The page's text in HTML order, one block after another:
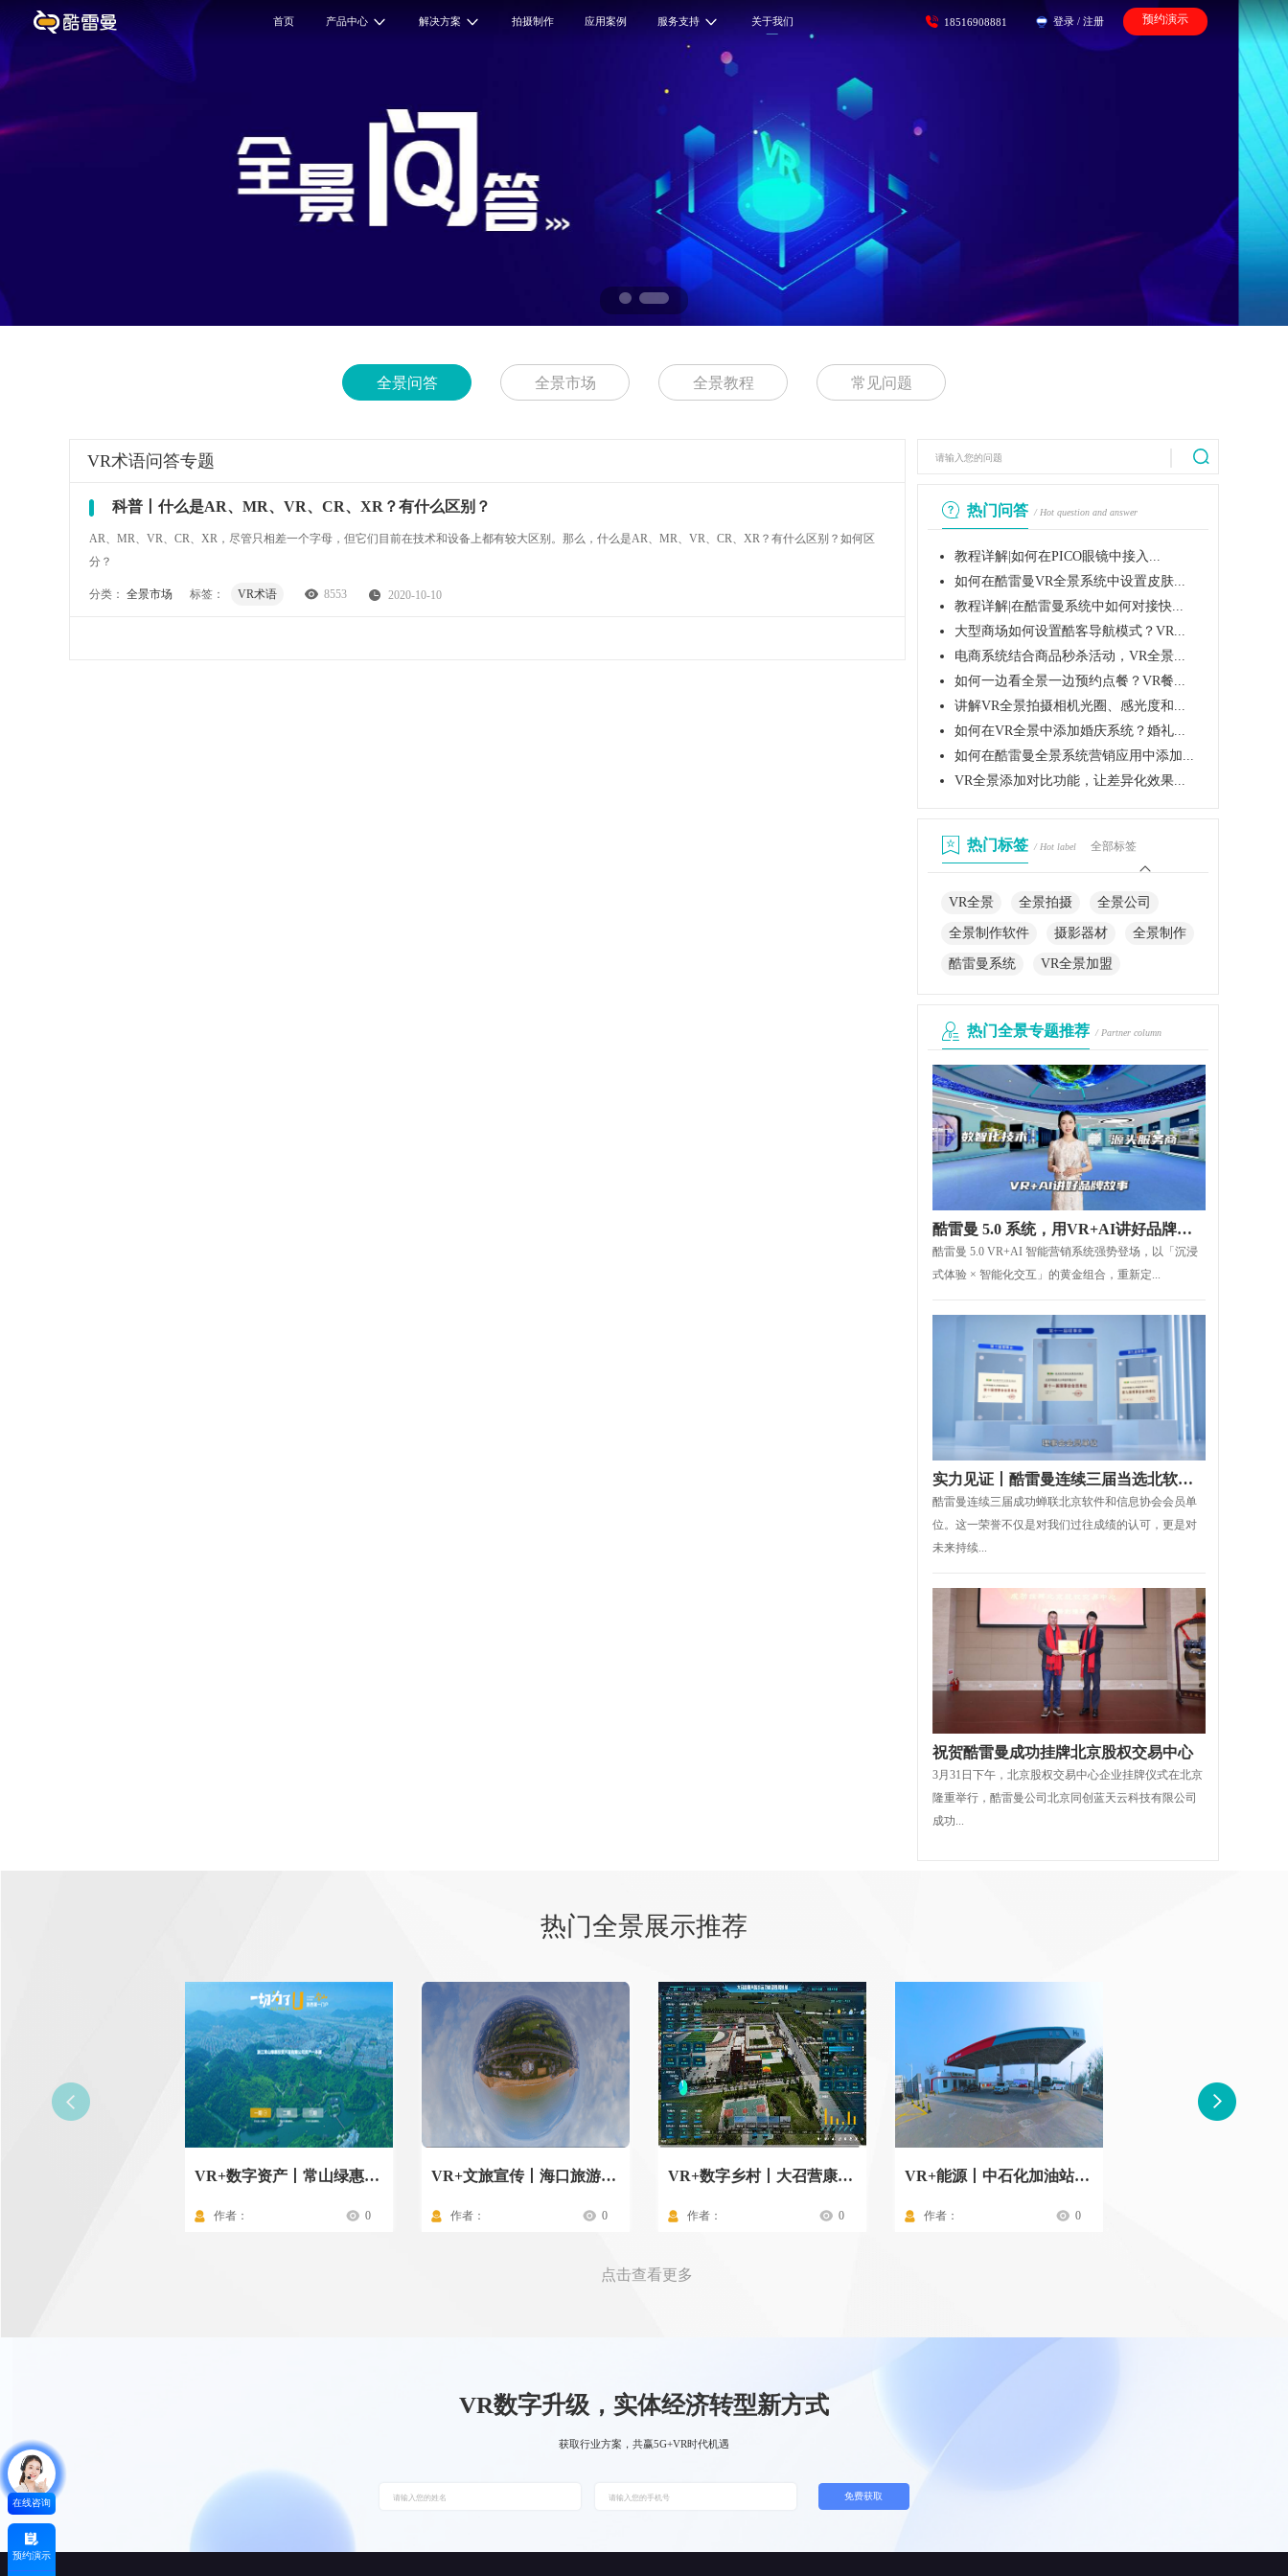
首页 产品中心 解决方案 拍摄制作 应用案例 服务支持 关于我们 18516908881 登录 / 注册 预约演示
全景问答 全景市场 全景教程 常见问题
VR术语问答专题
科普丨什么是AR、MR、VR、CR、XR？有什么区别？
AR、MR、VR、CR、XR，尽管只相差一个字母，但它们目前在技术和设备上都有较大区别。那么，什么是AR、MR、VR、CR、XR？有什么区别？如何区
分？
分类： 全景市场 标签： VR术语 8553 2020-10-10
热门问答 / Hot question and answer
教程详解|如何在PICO眼镜中接入...
如何在酷雷曼VR全景系统中设置皮肤...
教程详解|在酷雷曼系统中如何对接快...
大型商场如何设置酷客导航模式？VR...
电商系统结合商品秒杀活动，VR全景...
如何一边看全景一边预约点餐？VR餐...
讲解VR全景拍摄相机光圈、感光度和...
如何在VR全景中添加婚庆系统？婚礼...
如何在酷雷曼全景系统营销应用中添加...
VR全景添加对比功能，让差异化效果...
热门标签 / Hot label 全部标签
VR全景 全景拍摄 全景公司
全景制作软件 摄影器材 全景制作
酷雷曼系统 VR全景加盟
热门全景专题推荐 / Partner column
酷雷曼 5.0 系统，用VR+AI讲好品牌故事
酷雷曼 5.0 VR+AI 智能营销系统强势登场，以「沉浸
式体验 × 智能化交互」的黄金组合，重新定...
实力见证丨酷雷曼连续三届当选北软协理事会会员单位
酷雷曼连续三届成功蝉联北京软件和信息协会会员单
位。这一荣誉不仅是对我们过往成绩的认可，更是对
未来持续...
祝贺酷雷曼成功挂牌北京股权交易中心
3月31日下午，北京股权交易中心企业挂牌仪式在北京
隆重举行，酷雷曼公司北京同创蓝天云科技有限公司
成功...
热门全景展示推荐
VR+数字资产丨常山绿惠投资资产一本通
作者： 0
VR+文旅宣传丨海口旅游景点
作者： 0
VR+数字乡村丨大召营康养示范村驾驶舱
作者： 0
VR+能源丨中石化加油站标准化操作流程
作者： 0
点击查看更多
在线咨询
预约演示
VR数字升级，实体经济转型新方式
获取行业方案，共赢5G+VR时代机遇
免费获取